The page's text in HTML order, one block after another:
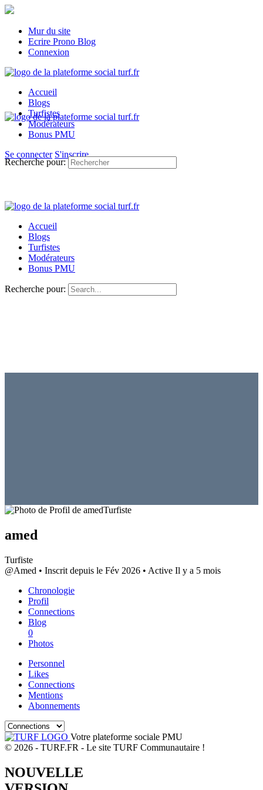
Mur du site
Ecrire Prono Blog
Connexion
Accueil
Blogs
Turfistes
Modérateurs
Bonus PMU
Se connecter S'inscrire
Recherche pour:
Accueil
Blogs
Turfistes
Modérateurs
Bonus PMU
Recherche pour:
Turfiste
amed
Turfiste
@Amed • Inscrit depuis le Fév 2026 • Active Il y a 5 mois
Chronologie
Profil
Connections
Blog
0
Photos
Personnel
Likes
Connections
Mentions
Abonnements
Votre plateforme sociale PMU
© 2026 - TURF.FR - Le site TURF Communautaire !
NOUVELLE